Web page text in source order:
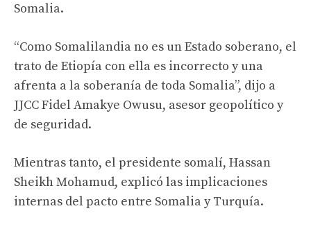
Somalia.
“Como Somalilandia no es un Estado soberano, el
trato de Etiopía con ella es incorrecto y una
afrenta a la soberanía de toda Somalia”, dijo a
JJCC Fidel Amakye Owusu, asesor geopolítico y
de seguridad.
Mientras tanto, el presidente somalí, Hassan
Sheikh Mohamud, explicó las implicaciones
internas del pacto entre Somalia y Turquía.